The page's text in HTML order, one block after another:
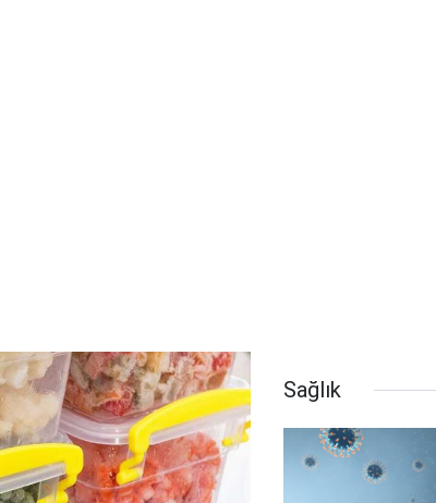
Sağlık